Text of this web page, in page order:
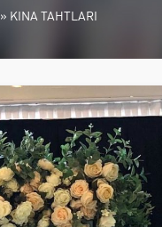
» KINA TAHTLARI